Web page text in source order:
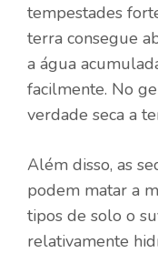
tempestades
terra consegue
a água
facilmente. No
verdade seca a
Além disso, as
podem matar a
tipos de solo o
relativamente